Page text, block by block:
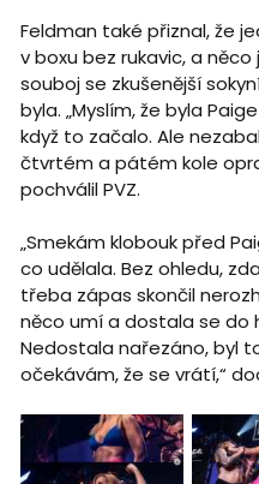
Feldman také přiznal, že
v boxu bez rukavic, a
souboj se zkušenější
byla. „Myslím, že byla
když to začalo. Ale
čtvrtém a pátém kole
pochválil PVZ.
„Smekám klobouk před
co udělala. Bez ohledu,
třeba zápas skončil
něco umí a dostala se do
Nedostala nařezáno, byl
očekávám, že se vrátí,“